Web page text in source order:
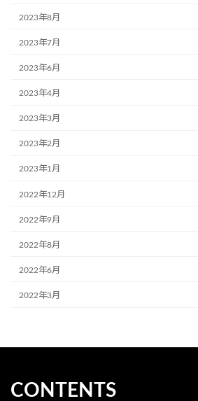
2023年8月
2023年7月
2023年6月
2023年4月
2023年3月
2023年2月
2023年1月
2022年12月
2022年9月
2022年8月
2022年6月
2022年3月
CONTENTS